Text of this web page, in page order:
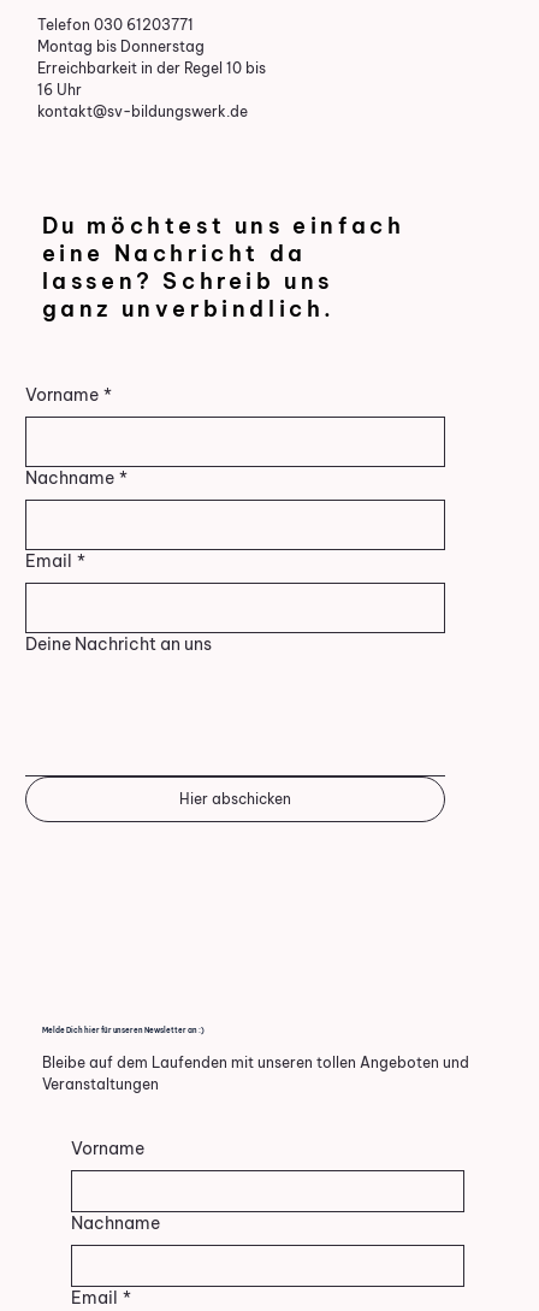
Telefon 030 61203771
Montag bis Donnerstag
Erreichbarkeit in der Regel 10 bis
16 Uhr
kontakt@sv-bildungswerk.de
Du möchtest uns einfach
eine Nachricht da
lassen? Schreib uns
ganz unverbindlich.
Vorname *
Nachname *
Email *
Deine Nachricht an uns
Hier abschicken
Melde Dich hier für unseren Newsletter an :)
Bleibe auf dem Laufenden mit unseren tollen Angeboten und
Veranstaltungen
Vorname
Nachname
Email *